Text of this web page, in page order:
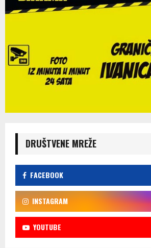
DRUŠTVENE MREŽE
FACEBOOK
INSTAGRAM
YOUTUBE